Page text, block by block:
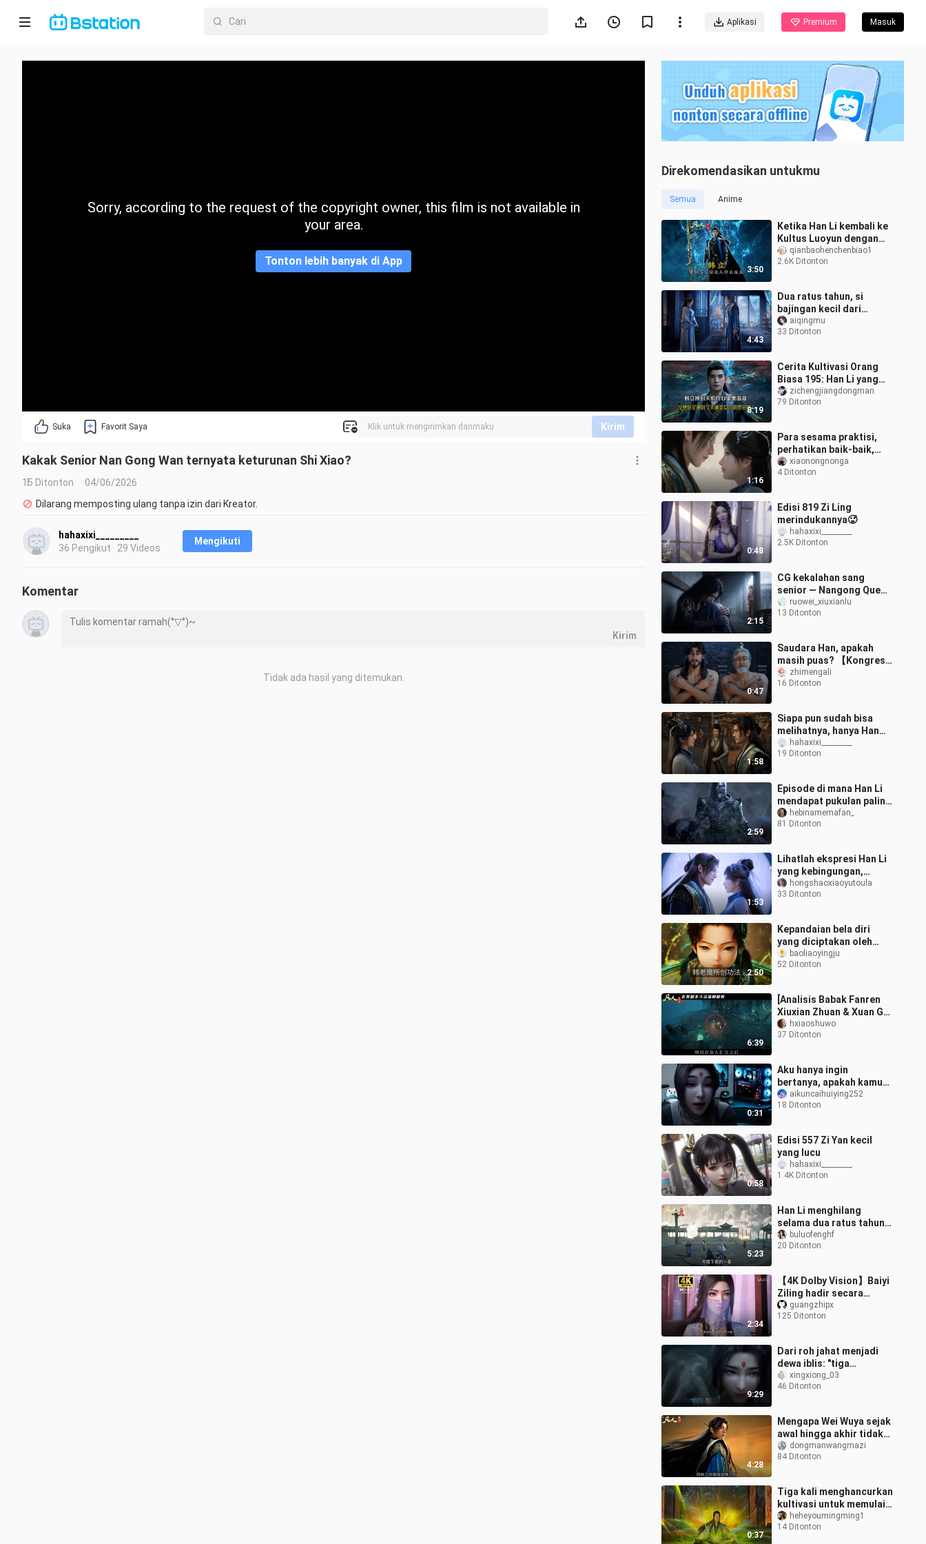
Aplikasi Premium Masuk
Halaman
KategoriSorry, according to the request of the copyright owner, this film is not available in
your area.
Tonton lebih banyak di App
Suka Favorit Saya Kirim
Kakak Senior Nan Gong Wan ternyata keturunan Shi Xiao?
15 Ditonton
04/06/2026
Dilarang memposting ulang tanpa izin dari Kreator.
hahaxixi_________
36 Pengikut · 29 Videos
Mengikuti
Direkomendasikan untukmu
Semua Anime
3:50
Ketika Han Li kembali ke
Kultus Luoyun dengan
tingkat kultivasi
Prajnaparamita Tingkat
qianbaohenchenbiao1
2.6K Ditonton
4:43
Dua ratus tahun, si
bajingan kecil dari
Huangfenggu akhirnya
berdiri setinggi cahaya
aiqingmu
33 Ditonton
8:19
Cerita Kultivasi Orang
Biasa 195: Han Li yang
pindah ke Istana Tianji
merasa sangat puas,
zichengjiangdongman
79 Ditonton
1:16
Para sesama praktisi,
perhatikan baik-baik,
Han hanya akan
mengajarnya sekali saja
xiaonongnonga
4 Ditonton
0:48
Edisi 819 Zi Ling
merindukannya🥵
hahaxixi_________
2.5K Ditonton
2:15
CG kekalahan sang
senior — Nangong Que
【Kongres Kreasi
Sekunder Resmi
ruowei_xiuxianlu
13 Ditonton
0:47
Saudara Han, apakah
masih puas? 【Kongres
Kreasi Sekunder Resmi
Fanren】
zhimengali
16 Ditonton
1:58
Siapa pun sudah bisa
melihatnya, hanya Han
Lao Mo yang masih
berpura-pura
hahaxixi_________
19 Ditonton
2:59
Episode di mana Han Li
mendapat pukulan paling
parah?
hebinamemafan_
81 Ditonton
1:53
Lihatlah ekspresi Han Li
yang kebingungan,
benar-benar serangan
tinggi tapi pertahanan
hongshaoxiaoyutoula
33 Ditonton
2:50
Kepandaian bela diri
yang diciptakan oleh
Tetua Han, Sang Iblis
Tua
baoliaoyingju
52 Ditonton
6:39
[Analisis Babak Fanren
Xiuxian Zhuan & Xuan Gu]
Xuan Gu memang layak
disebut sebagai
hxiaoshuwo
37 Ditonton
0:31
Aku hanya ingin
bertanya, apakah kamu
masih memanggilku
sayang?
aikuncaihuiying252
18 Ditonton
0:58
Edisi 557 Zi Yan kecil
yang lucu
hahaxixi_________
1.4K Ditonton
5:23
Han Li menghilang
selama dua ratus tahun,
kini kembali ke Tiga
Sekte Yundong yang
buluofenghf
20 Ditonton
2:34
【4K Dolby Vision】Baiyi
Ziling hadir secara
terbatas! Wanita
tercantik di Lautan
guangzhipx
125 Ditonton
9:29
Dari roh jahat menjadi
dewa iblis: "tiga
kehidupan dan tiga
dunia" dari mayat Xiao
xingxiong_03
46 Ditonton
4:28
Mengapa Wei Wuya sejak
awal hingga akhir tidak
pernah mencari masalah
dengan Han Lao Mo
dongmanwangmazi
84 Ditonton
0:37
Tiga kali menghancurkan
kultivasi untuk memulai
kembali merupakan
tekad yang luar biasa;
heheyoumingming1
14 Ditonton
Komentar
Kirim
Tidak ada hasil yang ditemukan.